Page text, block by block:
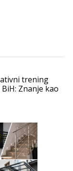
trening
Znanje kao